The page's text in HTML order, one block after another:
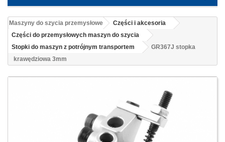
Maszyny do szycia przemysłowe
Części i akcesoria
Części do przemysłowych maszyn do szycia
Stopki do maszyn z potrójnym transportem
GR367J stopka
krawędziowa 3mm